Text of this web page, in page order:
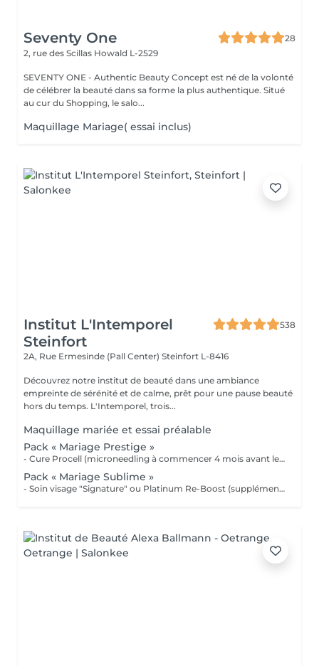
Seventy One
28
2, rue des Scillas Howald L-2529
SEVENTY ONE - Authentic Beauty Concept est né de la volonté
de célébrer la beauté dans sa forme la plus authentique. Situé
au cur du Shopping, le salo...
Maquillage Mariage( essai inclus)
Institut L'Intemporel
Steinfort
538
2A, Rue Ermesinde (Pall Center) Steinfort L-8416
Découvrez notre institut de beauté dans une ambiance
empreinte de sérénité et de calme, prêt pour une pause beauté
hors du temps. L'Intemporel, trois...
Maquillage mariée et essai préalable
Pack « Mariage Prestige »
- Cure Procell (microneedling à commencer 4 mois avant le jour J) ou cure Soin Signature. - Gommage du corps et massage 1h : 1 semaine avant le jour J - Beauté des mains et beauté des pieds (vernis semi permanent en supplément) : 2 jours avant le jour J - Maquillage Mariée, le jour J + essai à votre convenance - Épilations au choix, 2 jours avant le jour J 1099€ au lieu de 1435€
Pack « Mariage Sublime »
- Soin visage "Signature" ou Platinum Re-Boost (supplément de 25€) - Gommage du corps - Massage détente dos et épaules - Beauté des pieds et vernis simple (semi permanent + 6€) - Beauté des mains et vernis classique (semi permanent + 15€) - Maquillage Mariée + essai préalable - Épilations au choix (cire classique) Forfait à planifier avec votre esthéticienne 599€ au lieu de 728€